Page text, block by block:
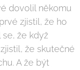
dovolil někomu
zjistil, že ho
že když
že skutečné
A že být